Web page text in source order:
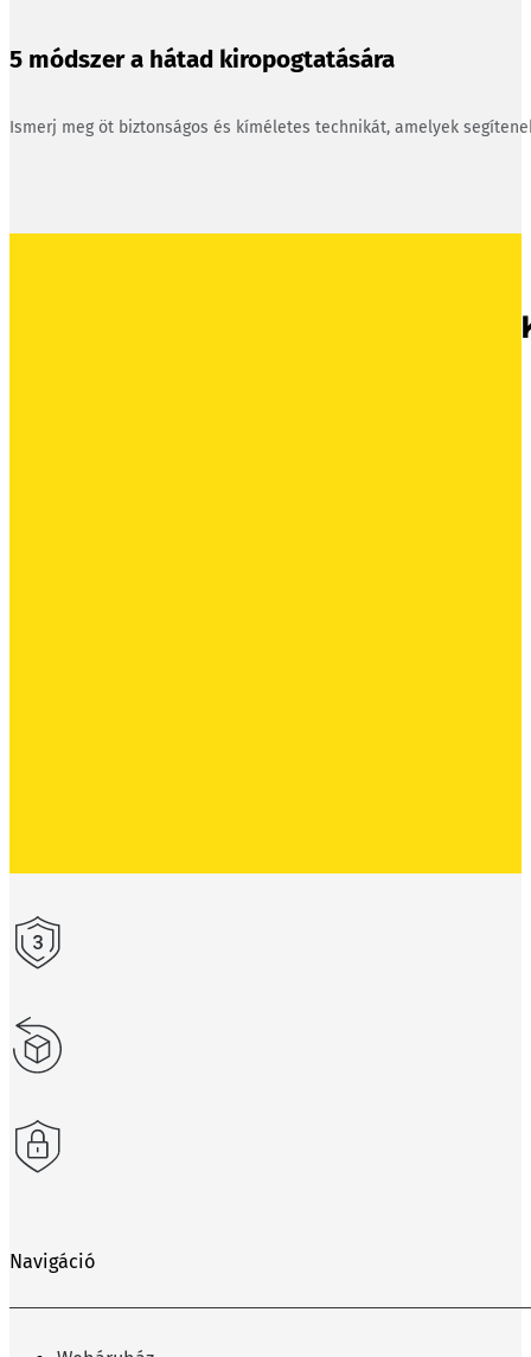
5 módszer a hátad kiropogtatására
Ismerj meg öt biztonságos és kíméletes technikát, amelyek
Navigáció